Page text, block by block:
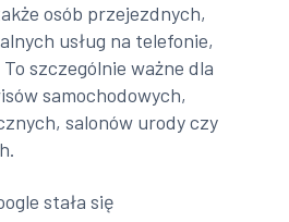
osób przejezdnych,
usług na telefonie,
szczególnie ważne dla
samochodowych,
salonów urody czy
stała się